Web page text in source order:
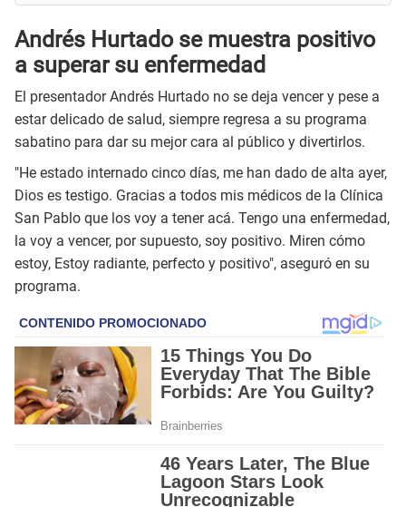
Andrés Hurtado se muestra positivo
a superar su enfermedad
El presentador Andrés Hurtado no se deja vencer y pese a
estar delicado de salud, siempre regresa a su programa
sabatino para dar su mejor cara al público y divertirlos.
"He estado internado cinco días, me han dado de alta ayer,
Dios es testigo. Gracias a todos mis médicos de la Clínica
San Pablo que los voy a tener acá. Tengo una enfermedad,
la voy a vencer, por supuesto, soy positivo. Miren cómo
estoy, Estoy radiante, perfecto y positivo", aseguró en su
programa.